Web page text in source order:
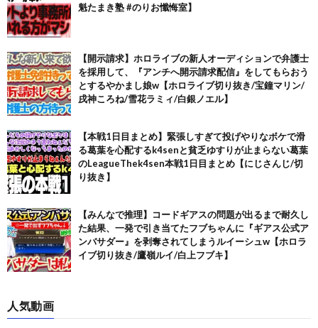
魁たまき塾 #のりお懺悔室】
【開示請求】ホロライブの新人オーディションで弁護士
を採用して、『アンチへ開示請求配信』をしてもらおう
とするやかまし娘w【ホロライブ切り抜き/宝鐘マリン/
戌神ころね/雪花ラミィ/白銀ノエル】
【本戦1日目まとめ】緊張しすぎて投げやりなボケで滑
る葛葉を心配するk4senと貧乏ゆすりが止まらない葛葉
のLeagueThek4sen本戦1日目まとめ【にじさんじ/切
り抜き】
【みんなで推理】コードギアスの問題が出るまで耐久し
た結果、一発で引き当てたフブちゃんに『ギアス公式ア
ンバサダー』を剥奪されてしまうルイーシュw【ホロラ
イブ切り抜き/鷹嶺ルイ/白上フブキ】
人気動画